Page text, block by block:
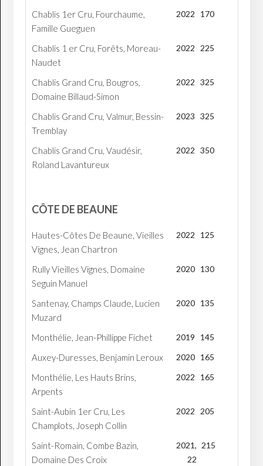
Chablis 1er Cru, Fourchaume,
Famille Gueguen
2022 170
Chablis 1 er Cru, Forêts, Moreau-
Naudet
2022 225
Chablis Grand Cru, Bougros,
Domaine Billaud-Simon
2022 325
Chablis Grand Cru, Valmur, Bessin-
Tremblay
2023 325
Chablis Grand Cru, Vaudésir,
Roland Lavantureux
2022 350
CÔTE DE BEAUNE
Hautes-Côtes De Beaune, Vieilles
Vignes, Jean Chartron
2022 125
Rully Vieilles Vignes, Domaine
Seguin Manuel
2020 130
Santenay, Champs Claude, Lucien
Muzard
2020 135
Monthélie, Jean-Phillippe Fichet 2019 145
Auxey-Duresses, Benjamin Leroux 2020 165
Monthélie, Les Hauts Brins,
Arpents
2022 165
Saint-Aubin 1er Cru, Les
Champlots, Joseph Collin
2022 205
Saint-Romain, Combe Bazin,
Domaine Des Croix
2021,
22
215